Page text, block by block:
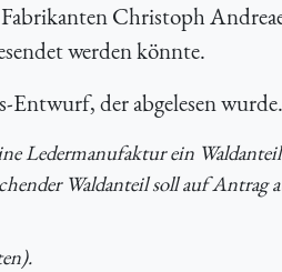
Christoph
werden könnte.
Entwurf, der abgelesen wurde.
Ledermanufaktur ein
Waldanteil soll auf Antrag